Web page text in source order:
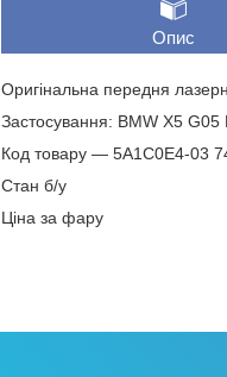
Опис
Оригінальна передня
Застосування: BMW X5
Код товару — 5A1C0E4-03
Стан б/у
Ціна за фару